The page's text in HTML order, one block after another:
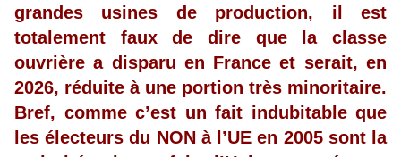
grandes usines de production, il est
totalement faux de dire que la classe
ouvrière a disparu en France et serait, en
2026, réduite à une portion très minoritaire.
Bref, comme c’est un fait indubitable que
les électeurs du NON à l’UE en 2005 sont la